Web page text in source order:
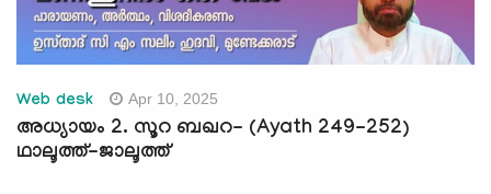
Web desk Apr 10, 2025
അധ്യായം 2. സൂറ ബഖറ- (Ayath 249-252)
ഥാലൂത്ത്-ജാലൂത്ത്